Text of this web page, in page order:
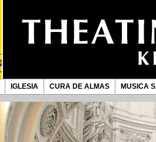
IGLESIA CURA DE ALMAS MUSICA